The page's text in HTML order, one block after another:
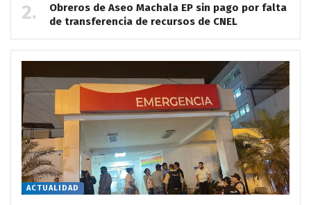
Obreros de Aseo Machala EP sin pago por falta
de transferencia de recursos de CNEL
ACTUALIDAD